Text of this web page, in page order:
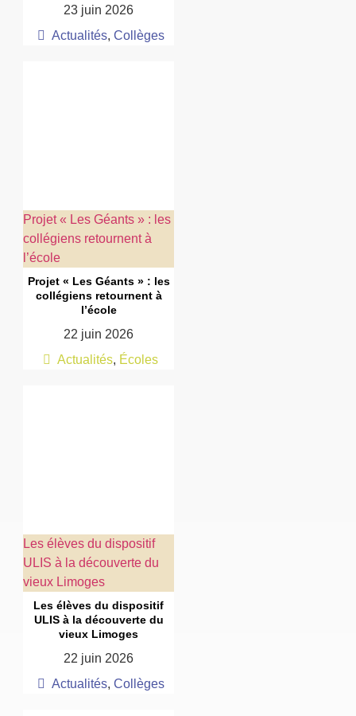
23 juin 2026
Actualités, Collèges
Projet « Les Géants » : les
collégiens retournent à
l’école
Projet « Les Géants » : les
collégiens retournent à
l’école
22 juin 2026
Actualités, Écoles
Les élèves du dispositif
ULIS à la découverte du
vieux Limoges
Les élèves du dispositif
ULIS à la découverte du
vieux Limoges
22 juin 2026
Actualités, Collèges